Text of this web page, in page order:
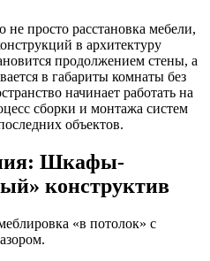
просто расстановка мебели,
в архитектуру
продолжением стены, а
в габариты комнаты без
начинает работать на
сборки и монтажа систем
объектов.
Шкафы-
конструктив
«в потолок» с